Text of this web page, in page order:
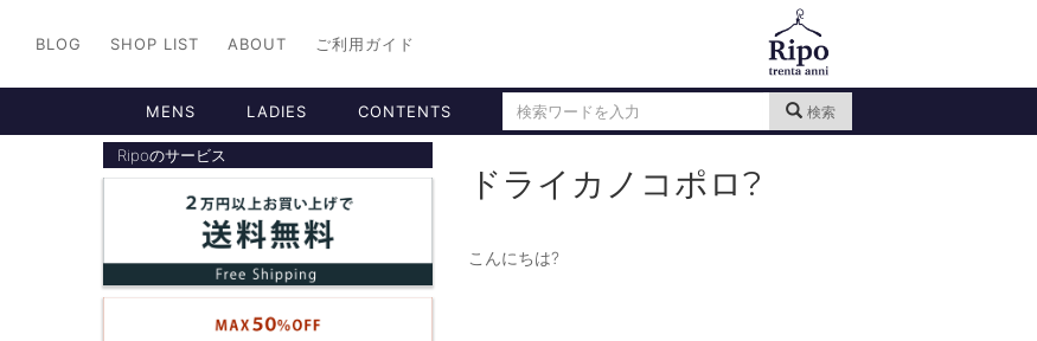
BLOG SHOP LIST ABOUT ご利用ガイド
MENS LADIES CONTENTS 検索
Ripoのサービス
ドライカノコポロ?
こんにちは?